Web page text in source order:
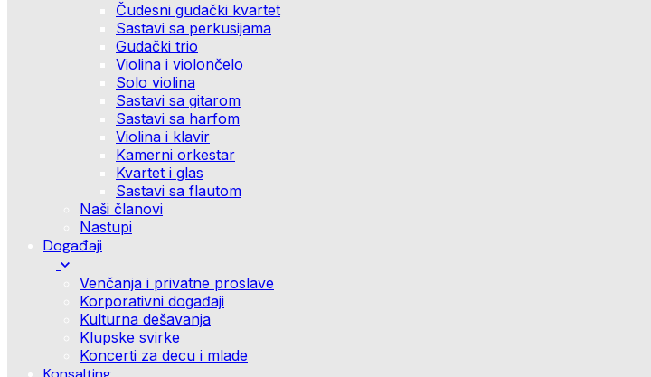
Čudesni gudački kvartet
Sastavi sa perkusijama
Gudački trio
Violina i violončelo
Solo violina
Sastavi sa gitarom
Sastavi sa harfom
Violina i klavir
Kamerni orkestar
Kvartet i glas
Sastavi sa flautom
Naši članovi
Nastupi
Događaji
Venčanja i privatne proslave
Korporativni događaji
Kulturna dešavanja
Klupske svirke
Koncerti za decu i mlade